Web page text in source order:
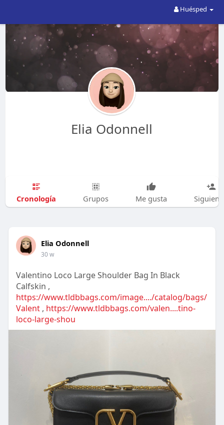
Huésped
Elia Odonnell
Cronología Grupos Me gusta
Elia Odonnell
30 w
Valentino Loco Large Shoulder Bag In Black
Calfskin ,
https://www.tldbbags.com/image..../catalog/bags/
Valent, https://www.tldbbags.com/valen....tino-
loco-large-shou